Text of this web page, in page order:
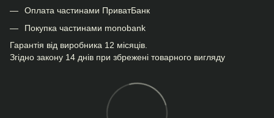
Оплата частинами ПриватБанк
Покупка частинами monobank
Гарантія від виробника 12 місяців.
Згідно закону 14 днів при збрежені товарного вигляду